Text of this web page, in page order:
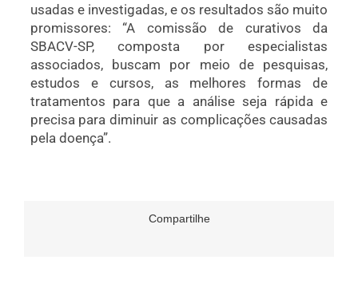
usadas e investigadas, e os resultados são muito
promissores: “A comissão de curativos da
SBACV-SP, composta por especialistas
associados, buscam por meio de pesquisas,
estudos e cursos, as melhores formas de
tratamentos para que a análise seja rápida e
precisa para diminuir as complicações causadas
pela doença”.
Compartilhe